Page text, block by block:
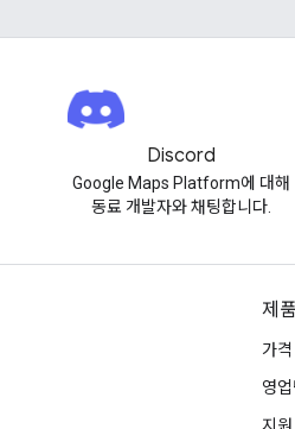
Discord
Google Maps Platform에 대해
동료 개발자와 채팅합니다.
제
가
영